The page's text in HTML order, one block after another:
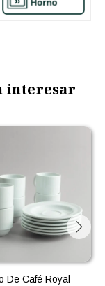
interesar
De Café Royal